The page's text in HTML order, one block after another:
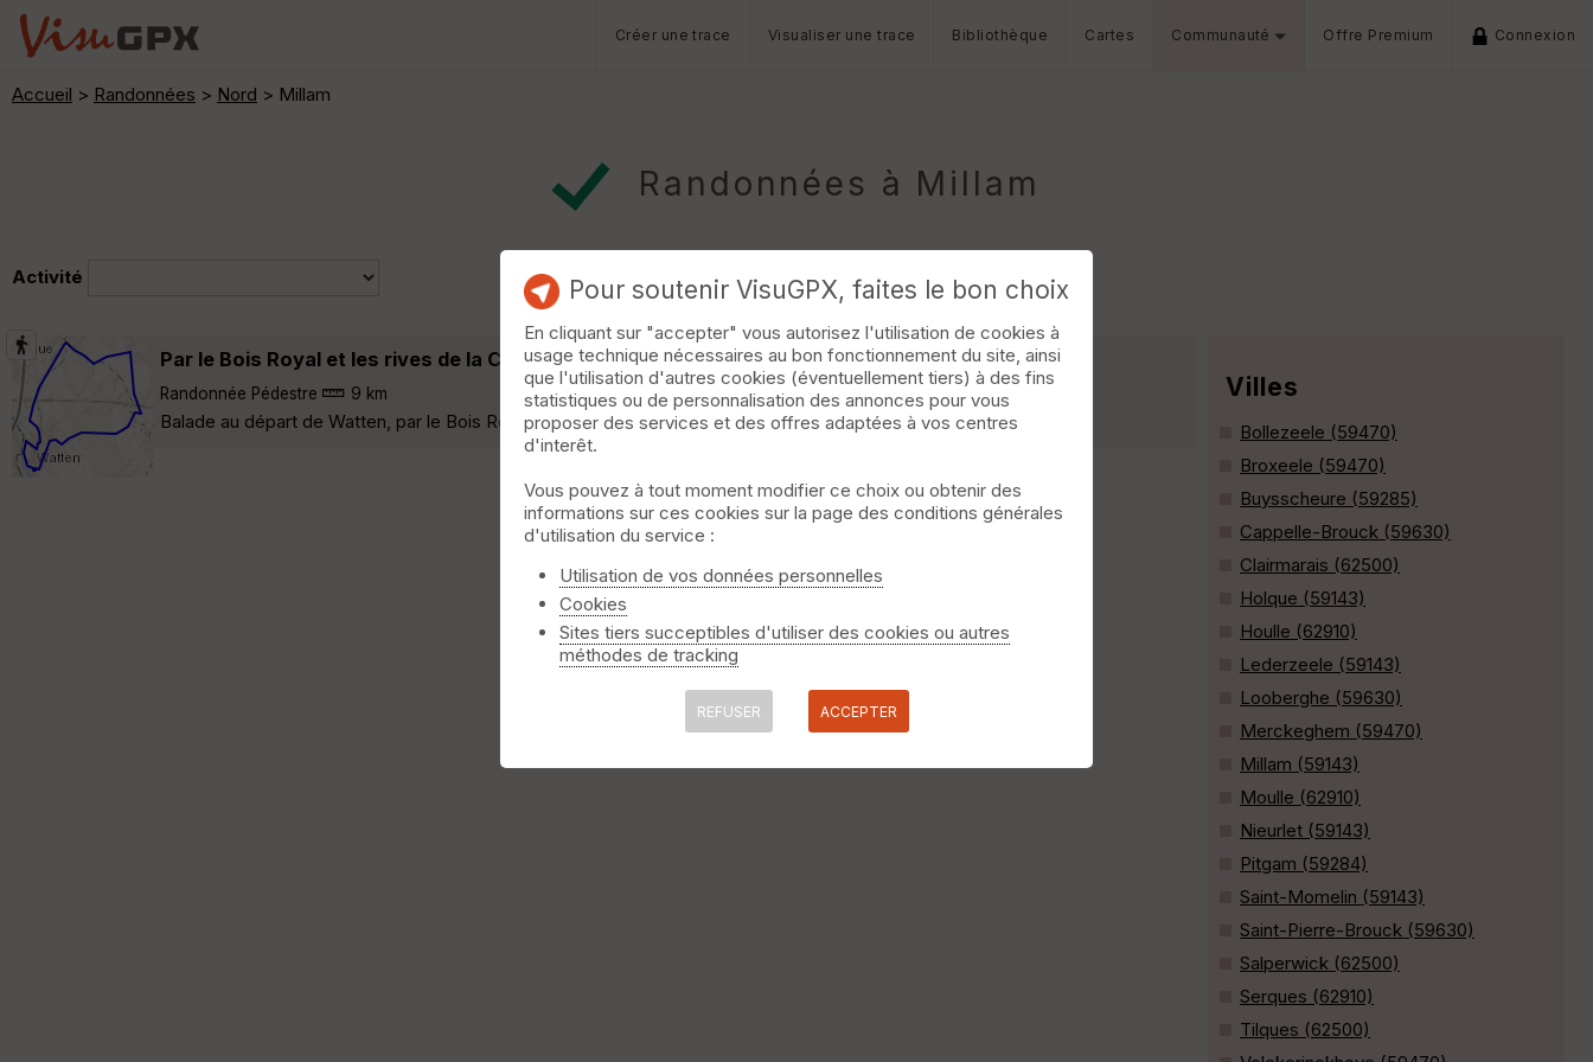
Créer une trace Visualiser une trace Bibliothèque Cartes Communauté Offre Premium Connexion
Accueil > Randonnées > Nord > Millam
Randonnées à Millam
Activité
Par le Bois Royal et les rives de la Colme Watten
Randonnée Pédestre 9 km
Balade au départ de Watten, par le Bois Royal puis Millam, et retour le long des rives de la Haute-Colme »
Villes
Bollezeele (59470)
Broxeele (59470)
Buysscheure (59285)
Cappelle-Brouck (59630)
Clairmarais (62500)
Holque (59143)
Houlle (62910)
Lederzeele (59143)
Looberghe (59630)
Merckeghem (59470)
Millam (59143)
Moulle (62910)
Nieurlet (59143)
Pitgam (59284)
Saint-Momelin (59143)
Saint-Pierre-Brouck (59630)
Salperwick (62500)
Serques (62910)
Tilques (62500)
Pour soutenir VisuGPX, faites le bon choix
En cliquant sur "accepter" vous autorisez l'utilisation de cookies à
usage technique nécessaires au bon fonctionnement du site, ainsi
que l'utilisation d'autres cookies (éventuellement tiers) à des fins
statistiques ou de personnalisation des annonces pour vous
proposer des services et des offres adaptées à vos centres
d'interêt.
Vous pouvez à tout moment modifier ce choix ou obtenir des
informations sur ces cookies sur la page des conditions générales
d'utilisation du service :
Utilisation de vos données personnelles
Cookies
Sites tiers succeptibles d'utiliser des cookies ou autres
méthodes de tracking
REFUSER ACCEPTER